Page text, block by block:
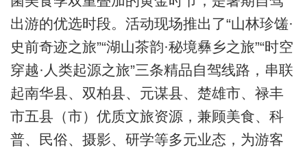
出游的优选时段。活动现场推出了“山林珍馐·
史前奇迹之旅”“湖山茶韵·秘境彝乡之旅”“时空
穿越·人类起源之旅”三条精品自驾线路，串联
起南华县、双柏县、元谋县、楚雄市、禄丰
市五县（市）优质文旅资源，兼顾美食、科
普、民俗、摄影、研学等多元业态，为游客